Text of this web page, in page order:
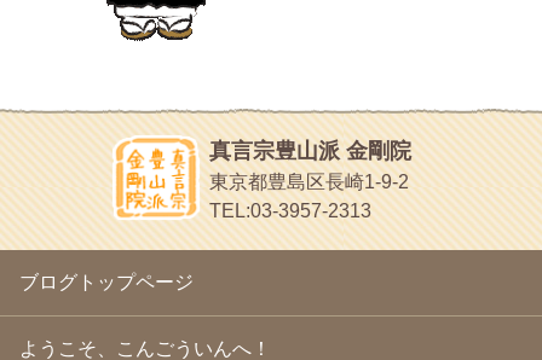
2010年10月(13)
(16)
2010年6月(18)
2010年5月(22)
2010年4月(25)
2010年3月
(22)
2010年2月(23)
2010年1月(23)
(18)
2009年11月
(20)
2009年10月(20)
2009年9月 (20)
日本人の繊細な体質にあわせた、やさしく気持ちよい鍼灸治療で
ほうげん日記
放言じゃなくて和尚さんの名前だよ
面白いサイトみつけたよ。
ヘェ～という感じ
chocolab.Air♪DIALY
ラブラドールのワンちゃんがかわいいよ
真言宗豊山派 金剛院
東京都豊島区長崎1-9-2
TEL:03-3957-2313
ブログトップページ
ようこそ、こんごういんへ！